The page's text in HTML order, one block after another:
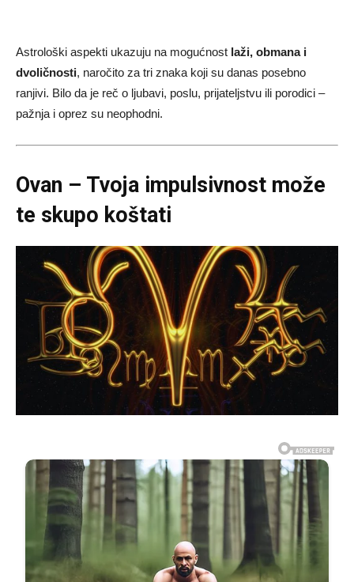
Astrološki aspekti ukazuju na mogućnost laži, obmana i
dvoličnosti, naročito za tri znaka koji su danas posebno
ranjivi. Bilo da je reč o ljubavi, poslu, prijateljstvu ili porodici –
pažnja i oprez su neophodni.
Ovan – Tvoja impulsivnost može
te skupo koštati